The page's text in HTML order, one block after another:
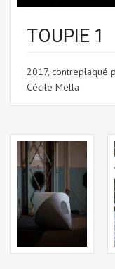
TOUPIE 1
2017, contreplaqué
Cécile Mella